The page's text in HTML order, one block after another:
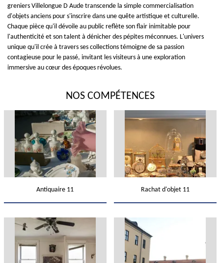
greniers Villelongue D Aude transcende la simple commercialisation
d'objets anciens pour s'inscrire dans une quête artistique et culturelle.
Chaque pièce qu'il dévoile au public reflète son flair inimitable pour
l'authenticité et son talent à dénicher des pépites méconnues. L'univers
unique qu'il crée à travers ses collections témoigne de sa passion
contagieuse pour le passé, invitant les visiteurs à une exploration
immersive au cœur des époques révolues.
NOS COMPÉTENCES
Antiquaire 11 Rachat d'objet 11